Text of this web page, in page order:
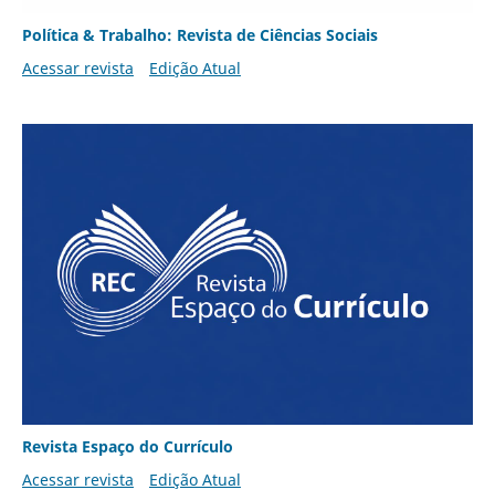
Política & Trabalho: Revista de Ciências Sociais
Acessar revista
Edição Atual
Revista Espaço do Currículo
Acessar revista
Edição Atual